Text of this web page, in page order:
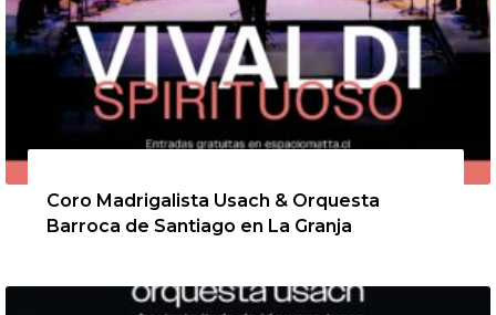
Coro Madrigalista Usach & Orquesta
Barroca de Santiago en La Granja